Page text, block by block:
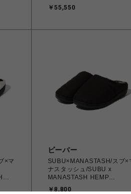
￥55,550
×マ
ビーバー
SUBU×MANASTASH/スブ×
ナスタッシュ/SUBU x
MANASTASH HEMP
￥8,800